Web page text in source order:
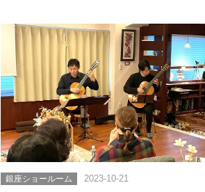
銀座ショールーム 2023-10-21